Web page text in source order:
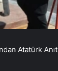
Atatürk